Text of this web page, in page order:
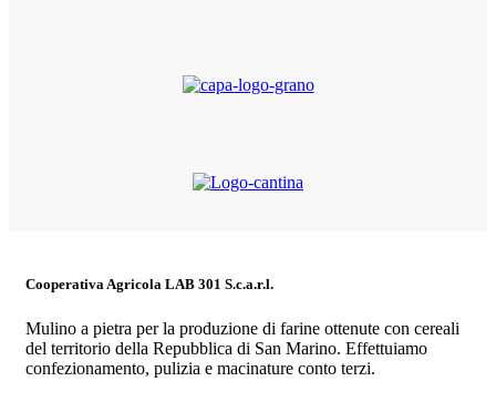
Cooperativa Agricola LAB 301 S.c.a.r.l.
Mulino a pietra per la produzione di farine ottenute con cereali
del territorio della Repubblica di San Marino. Effettuiamo
confezionamento, pulizia e macinature conto terzi.